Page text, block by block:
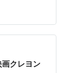
）。 「今日
ネルギーは
な父親だ
クレヨン